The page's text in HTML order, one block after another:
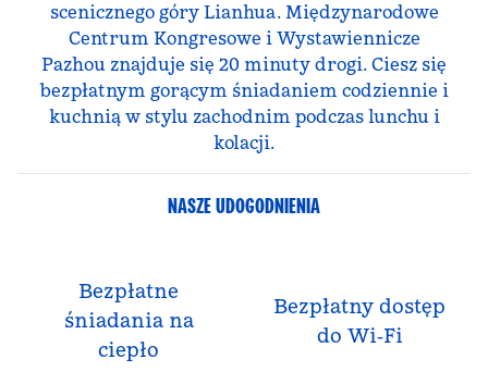
scenicznego góry Lianhua. Międzynarodowe
Centrum Kongresowe i Wystawiennicze
Pazhou znajduje się 20 minuty drogi. Ciesz się
bezpłatnym gorącym śniadaniem codziennie i
kuchnią w stylu zachodnim podczas lunchu i
kolacji.
NASZE UDOGODNIENIA
Bezpłatne
śniadania na
ciepło
Bezpłatny dostęp
do Wi‑Fi